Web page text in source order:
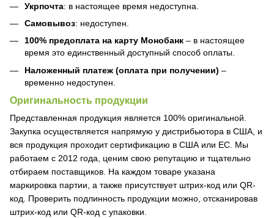
Укрпочта: в настоящее время недоступна.
Самовывоз: недоступен.
100% предоплата на карту Монобанк – в настоящее
время это единственный доступный способ оплаты.
Наложенный платеж (оплата при получении) –
временно недоступен.
Оригинальность продукции
Представленная продукция является 100% оригинальной.
Закупка осуществляется напрямую у дистрибьютора в США, и
вся продукция проходит сертификацию в США или ЕС. Мы
работаем с 2012 года, ценим свою репутацию и тщательно
отбираем поставщиков. На каждом товаре указана
маркировка партии, а также присутствует штрих-код или QR-
код. Проверить подлинность продукции можно, отсканировав
штрих-код или QR-код с упаковки.